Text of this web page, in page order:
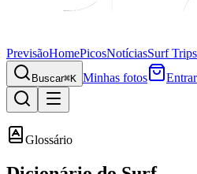
PrevisãoHomePicosNotíciasSurf Trips
Buscar⌘K Minhas fotos Entrar
Glossário